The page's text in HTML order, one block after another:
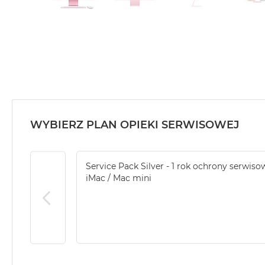
WYBIERZ PLAN OPIEKI SERWISOWEJ
Service Pack Silver - 1 rok ochrony
iMac / Mac mini